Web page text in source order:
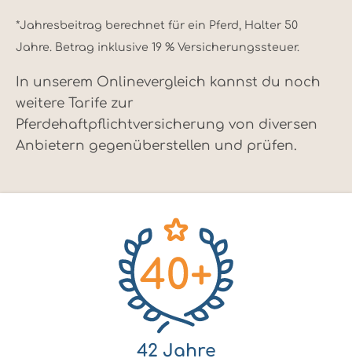
*Jahresbeitrag berechnet für ein Pferd, Halter 50
Jahre. Betrag inklusive 19 % Versicherungssteuer.
In unserem Onlinevergleich kannst du noch
weitere Tarife zur
Pferdehaftpflichtversicherung von diversen
Anbietern gegenüberstellen und prüfen.
42 Jahre